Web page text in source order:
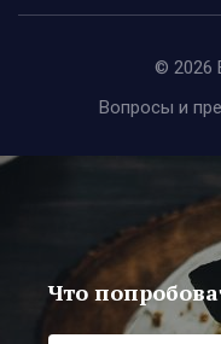
© 2026
Вопросы и
Что